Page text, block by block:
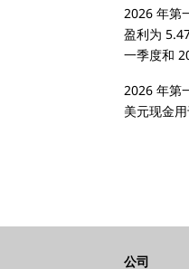
2026 年第
盈利为
一季度和
2026 年第
美元现金用
公司